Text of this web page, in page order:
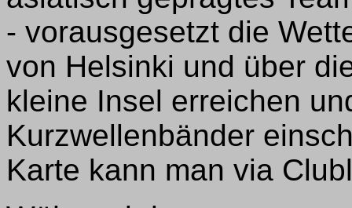
- vorausgesetzt die
von Helsinki und über
kleine Insel erreichen
Kurzwellenbänder
Karte kann man via